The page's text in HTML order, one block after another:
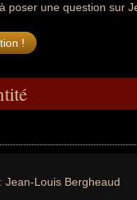
poser une question sur
Jean-Louis Bergheaud